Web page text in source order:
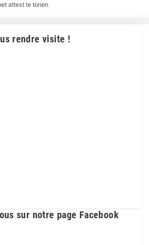
attest te tonen.
rendre visite !
sur notre page Facebook